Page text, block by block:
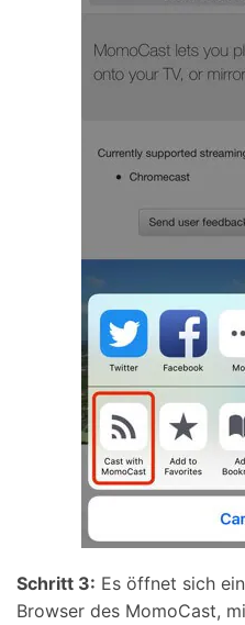
Schritt 3: Es öffnet sich
Browser des MomoCast,